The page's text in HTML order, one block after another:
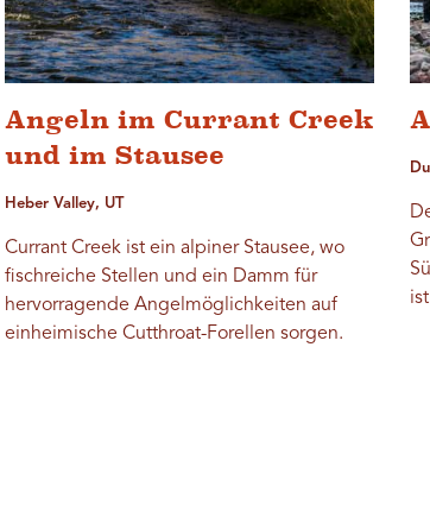
Angeln im Currant Creek
und im Stausee
Heber Valley, UT
Currant Creek ist ein alpiner Stausee, wo
fischreiche Stellen und ein Damm für
hervorragende Angelmöglichkeiten auf
einheimische Cutthroat-Forellen sorgen.